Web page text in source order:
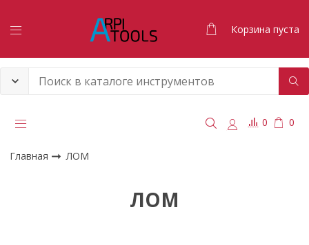
Корзина пуста
0 0
Главная ЛОМ
ЛОМ